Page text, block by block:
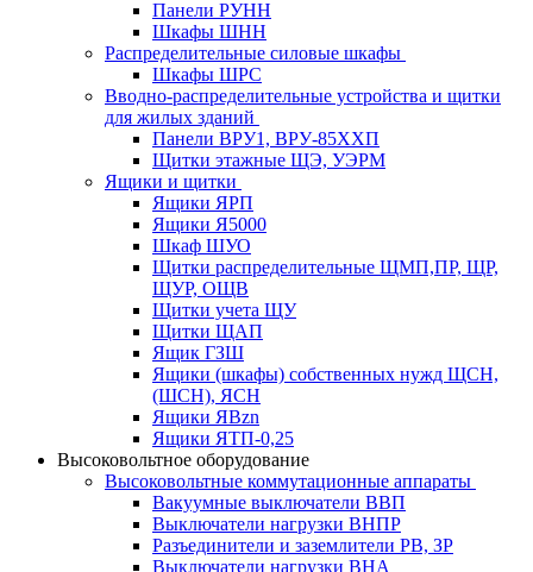
Панели РУНН
Шкафы ШНН
Распределительные силовые шкафы
Шкафы ШРС
Вводно-распределительные устройства и щитки
для жилых зданий
Панели ВРУ1, ВРУ-85ХХП
Щитки этажные ЩЭ, УЭРМ
Ящики и щитки
Ящики ЯРП
Ящики Я5000
Шкаф ШУО
Щитки распределительные ЩМП,ПР, ЩР,
ЩУР, ОЩВ
Щитки учета ЩУ
Щитки ЩАП
Ящик ГЗШ
Ящики (шкафы) собственных нужд ЩСН,
(ШСН), ЯСН
Ящики ЯВzn
Ящики ЯТП-0,25
Высоковольтное оборудование
Высоковольтные коммутационные аппараты
Вакуумные выключатели ВВП
Выключатели нагрузки ВНПР
Разъединители и заземлители РВ, ЗР
Выключатели нагрузки ВНА